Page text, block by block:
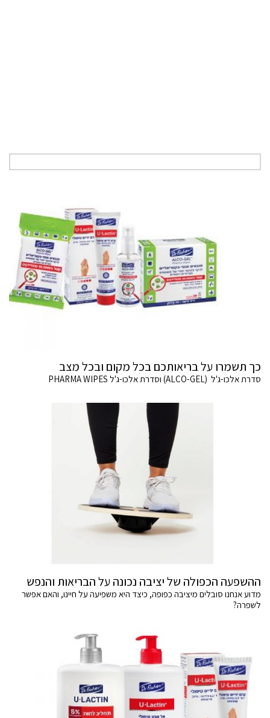
כך תשמרו על בריאותכם בכל מקום ובכל מצב
סדרת אלכו-ג'ל (ALCO-GEL) וסדרת אלכו-ג'ל PHARMA WIPES
ההשפעה הכפולה של יציבה נכונה על הבריאות והנפש
מדוע אנחנו סובלים מיציבה כפופה, כיצד היא משפיעה על חיינו, והאם אפשר
לשפרה?